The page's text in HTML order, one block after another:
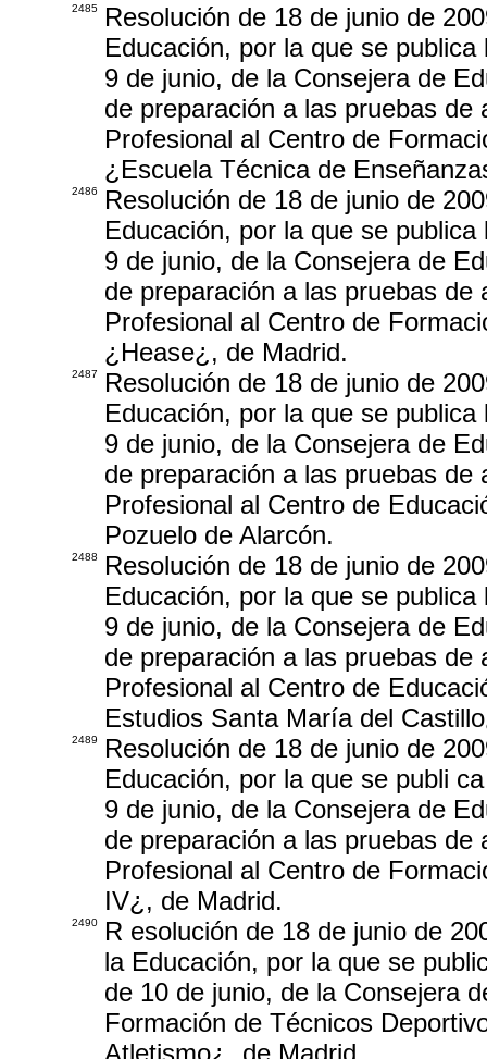
2485
Resolución de 18 de junio de
Educación, por la que se
9 de junio, de la Consejera de
de preparación a las pruebas
Profesional al Centro de
¿Escuela Técnica de
2486
Resolución de 18 de junio de
Educación, por la que se
9 de junio, de la Consejera de
de preparación a las pruebas
Profesional al Centro de
¿Hease¿, de Madrid.
2487
Resolución de 18 de junio de
Educación, por la que se
9 de junio, de la Consejera de
de preparación a las pruebas
Profesional al Centro de
Pozuelo de Alarcón.
2488
Resolución de 18 de junio de
Educación, por la que se
9 de junio, de la Consejera de
de preparación a las pruebas
Profesional al Centro de
Estudios Santa María del
2489
Resolución de 18 de junio de
Educación, por la que se publi
9 de junio, de la Consejera de
de preparación a las pruebas
Profesional al Centro de
IV¿, de Madrid.
2490
R esolución de 18 de junio de
la Educación, por la que se
de 10 de junio, de la Consejera
Formación de Técnicos
Atletismo¿, de Madrid .